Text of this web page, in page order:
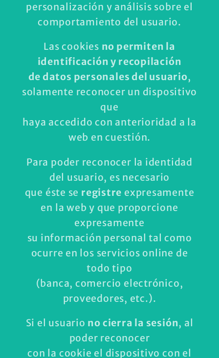
personalización y análisis sobre el
comportamiento del usuario.
Las cookies no permiten la
identificación y recopilación
de datos personales del usuario,
solamente reconocer un dispositivo
que
haya accedido con anterioridad a la
web en cuestión.
Para poder reconocer la identidad
del usuario, es necesario
que éste se registre expresamente
en la web y que proporcione
expresamente
su información personal tal como
ocurre en los servicios online de
todo tipo
(banca, comercio electrónico,
proveedores, etc.).
Si el usuario no cierra la sesión, al
poder reconocer
con la cookie el dispositivo con el